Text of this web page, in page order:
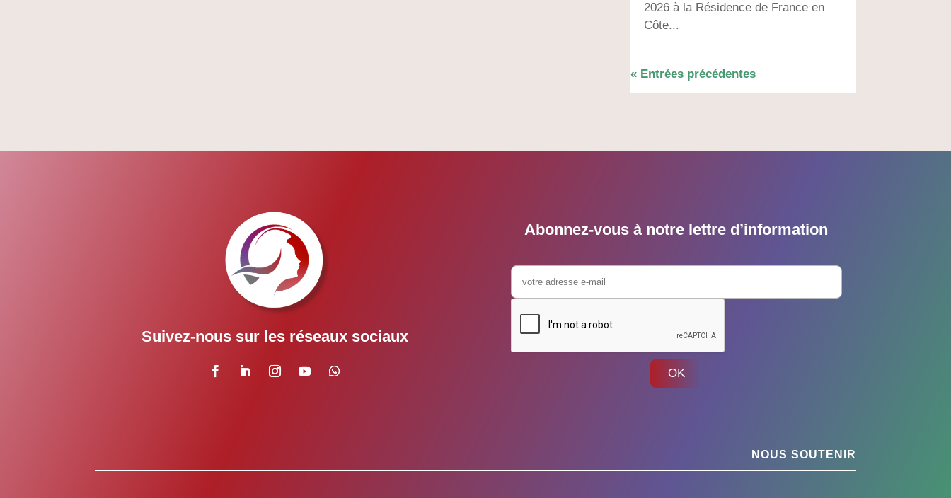
2026 à la Résidence de France en
Côte...
« Entrées précédentes
Suivez-nous sur les réseaux sociaux
Abonnez-vous à notre lettre d’information
OK
NOUS SOUTENIR